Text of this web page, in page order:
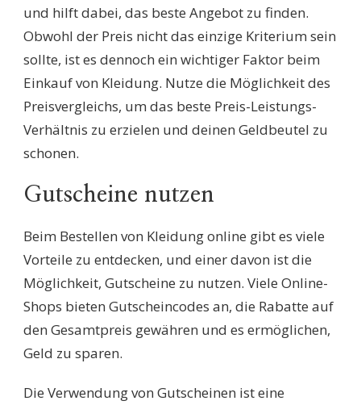
und hilft dabei, das beste Angebot zu finden.
Obwohl der Preis nicht das einzige Kriterium sein
sollte, ist es dennoch ein wichtiger Faktor beim
Einkauf von Kleidung. Nutze die Möglichkeit des
Preisvergleichs, um das beste Preis-Leistungs-
Verhältnis zu erzielen und deinen Geldbeutel zu
schonen.
Gutscheine nutzen
Beim Bestellen von Kleidung online gibt es viele
Vorteile zu entdecken, und einer davon ist die
Möglichkeit, Gutscheine zu nutzen. Viele Online-
Shops bieten Gutscheincodes an, die Rabatte auf
den Gesamtpreis gewähren und es ermöglichen,
Geld zu sparen.
Die Verwendung von Gutscheinen ist eine